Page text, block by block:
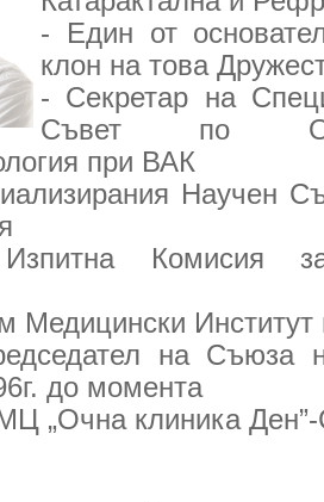
- Един от
клон на това
- Секретар на
Съвет по
при ВАК
Научен
Комисия за
Медицински
на Съюза
до момента
„Очна клиника